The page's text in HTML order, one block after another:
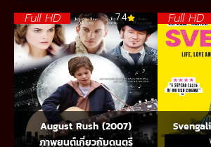
Full HD 7.4
August Rush (2007)
ภาพยนต์เกี่ยวกับดนตรี
Full HD